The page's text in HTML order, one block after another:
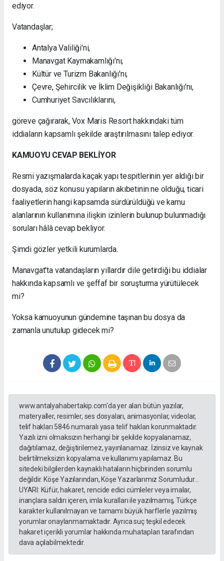
ediyor.
Vatandaşlar;
Antalya Valiliği'ni,
Manavgat Kaymakamlığı'nı,
Kültür ve Turizm Bakanlığı'nı,
Çevre, Şehircilik ve İklim Değişikliği Bakanlığı'nı,
Cumhuriyet Savcılıklarını,
göreve çağırarak, Vox Maris Resort hakkındaki tüm
iddiaların kapsamlı şekilde araştırılmasını talep ediyor.
KAMUOYU CEVAP BEKLİYOR
Resmi yazışmalarda kaçak yapı tespitlerinin yer aldığı bir
dosyada, söz konusu yapıların akıbetinin ne olduğu, ticari
faaliyetlerin hangi kapsamda sürdürüldüğü ve kamu
alanlarının kullanımına ilişkin izinlerin bulunup bulunmadığı
soruları hâlâ cevap bekliyor.
Şimdi gözler yetkili kurumlarda.
Manavgat'ta vatandaşların yıllardır dile getirdiği bu iddialar
hakkında kapsamlı ve şeffaf bir soruşturma yürütülecek
mi?
Yoksa kamuoyunun gündemine taşınan bu dosya da
zamanla unutulup gidecek mi?
www.antalyahabertakip.com'da yer alan bütün yazılar,
materyaller, resimler, ses dosyaları, animasyonlar, videolar,
telif hakları 5846 numaralı yasa telif hakları korunmaktadır.
Yazılı izni olmaksızın herhangi bir şekilde kopyalanamaz,
dağıtılamaz, değiştirilemez, yayınlanamaz. İzinsiz ve kaynak
belirtilmeksizin kopyalama ve kullanımı yapılamaz. Bu
sitedeki bilgilerden kaynaklı hataların hiçbirinden sorumlu
değildir. Köşe Yazılarından, Köşe Yazarlarımız Sorumludur...
UYARI: Küfür, hakaret, rencide edici cümleler veya imalar,
inançlara saldırı içeren, imla kuralları ile yazılmamış, Türkçe
karakter kullanılmayan ve tamamı büyük harflerle yazılmış
yorumlar onaylanmamaktadır. Ayrıca suç teşkil edecek
hakaret içerikli yorumlar hakkında muhatapları tarafından
dava açılabilmektedir.